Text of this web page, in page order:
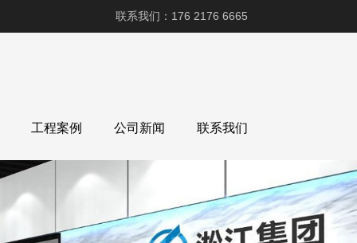
联系我们：176 2176 6665
工程案例 公司新闻 联系我们